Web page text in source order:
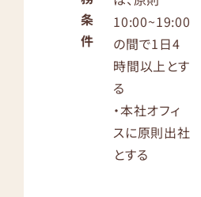
条
件
10:00~19:00
の間で1日4
時間以上とす
る
・本社オフィ
スに原則出社
とする